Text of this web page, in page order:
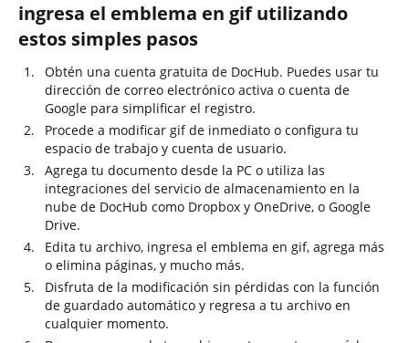
ingresa el emblema en gif utilizando
estos simples pasos
Obtén una cuenta gratuita de DocHub. Puedes usar tu
dirección de correo electrónico activa o cuenta de
Google para simplificar el registro.
Procede a modificar gif de inmediato o configura tu
espacio de trabajo y cuenta de usuario.
Agrega tu documento desde la PC o utiliza las
integraciones del servicio de almacenamiento en la
nube de DocHub como Dropbox y OneDrive, o Google
Drive.
Edita tu archivo, ingresa el emblema en gif, agrega más
o elimina páginas, y mucho más.
Disfruta de la modificación sin pérdidas con la función
de guardado automático y regresa a tu archivo en
cualquier momento.